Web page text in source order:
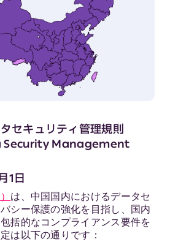
セキュリティ管理規則
Security Management
1日
は、中国国内におけるデータセ
シー保護の強化を目指し、国内
括的なコンプライアンス要件を
は以下の通りです：